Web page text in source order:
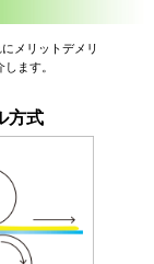
メリットデメリ
ます。
方式